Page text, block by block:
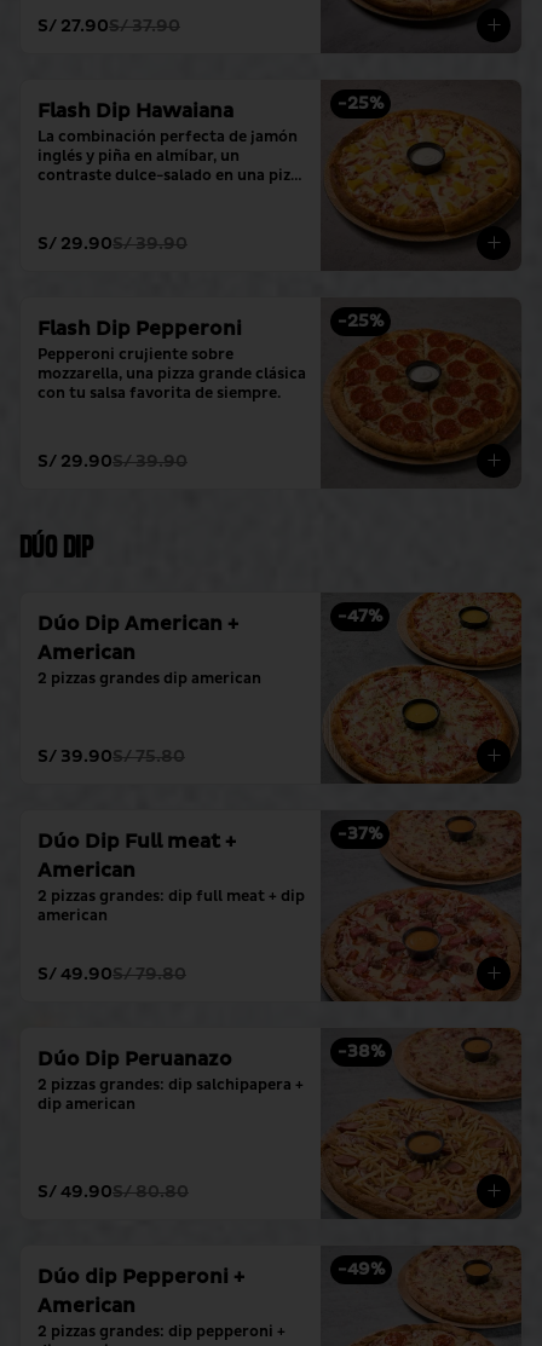
S/ 27.90S/ 37.90
-25%
Flash Dip Hawaiana
La combinación perfecta de jamón
inglés y piña en almíbar, un
contraste dulce-salado en una pizza
S/ 29.90S/ 39.90
-25%
Flash Dip Pepperoni
Pepperoni crujiente sobre
mozzarella, una pizza grande clásica
con tu salsa favorita de siempre.
S/ 29.90S/ 39.90
Dúo Dip
-47%
Dúo Dip American +
American
2 pizzas grandes dip american
S/ 39.90S/ 75.80
-37%
Dúo Dip Full meat +
American
2 pizzas grandes: dip full meat + dip
american
S/ 49.90S/ 79.80
-38%
Dúo Dip Peruanazo
2 pizzas grandes: dip salchipapera +
dip american
S/ 49.90S/ 80.80
-49%
Dúo dip Pepperoni +
American
2 pizzas grandes: dip pepperoni +